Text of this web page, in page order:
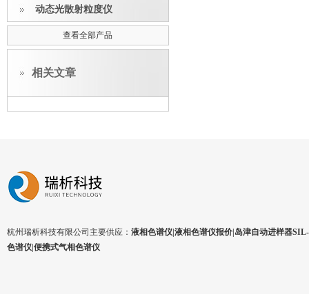
动态光散射粒度仪
查看全部产品
相关文章
杭州瑞析科技有限公司主要供应： 液相色谱仪|液相色谱仪报价|岛津自动进样器
色谱仪|便携式气相色谱仪